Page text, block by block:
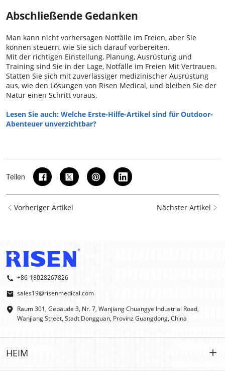
Abschließende Gedanken
Man kann nicht vorhersagen Notfälle im Freien, aber Sie
können steuern, wie Sie sich darauf vorbereiten.
Mit der richtigen Einstellung, Planung, Ausrüstung und
Training sind Sie in der Lage, Notfälle im Freien Mit Vertrauen.
Statten Sie sich mit zuverlässiger medizinischer Ausrüstung
aus, wie den Lösungen von Risen Medical, und bleiben Sie der
Natur einen Schritt voraus.
Lesen Sie auch: Welche Erste-Hilfe-Artikel sind für Outdoor-
Abenteuer unverzichtbar?
Teilen
Vorheriger Artikel Nächster Artikel
+86-18028267826
sales19@risenmedical.com
Raum 301, Gebäude 3, Nr. 7, Wanjiang Chuangye Industrial Road,
Wanjiang Street, Stadt Dongguan, Provinz Guangdong, China
HEIM